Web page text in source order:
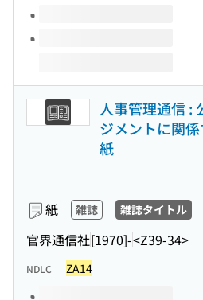
人事管理通信 :
ジメントに関
紙
紙 雑誌 雑誌タイトル
官界通信社[1970]-<Z39-34>
NDLC ZA14
このタイトルの巻号